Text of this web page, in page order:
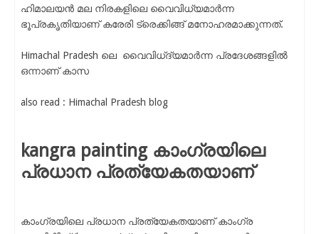
ഹിമാലയൻ മല നിരകളിലെ വൈവിധ്യമാർന്ന
ഭൂപ്രകൃതിയാണ് കരേരി ട്രെക്കിങ്ങ് മനോഹരമാക്കുന്നത്.
Himachal Pradesh ലെ വൈവിധ്ദ്യമാർന്ന പ്രദേശങ്ങളിൽ
ഒന്നാണ് കാസ
also read : Himachal Pradesh blog
kangra painting കാംഗ്രയിലെ
പ്രധാന പ്രത്യേകതയാണ്
കാംഗ്രയിലെ പ്രധാന പ്രത്യേകതയാണ് കാംഗ്ര